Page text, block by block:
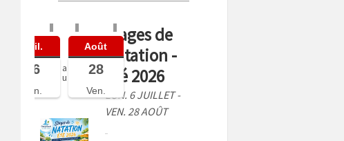
Juil.
06
Lun.
a
u
Août
28
Ven.
Stages de
Natation -
Été 2026
LUN. 6 JUILLET -
VEN. 28 AOÛT